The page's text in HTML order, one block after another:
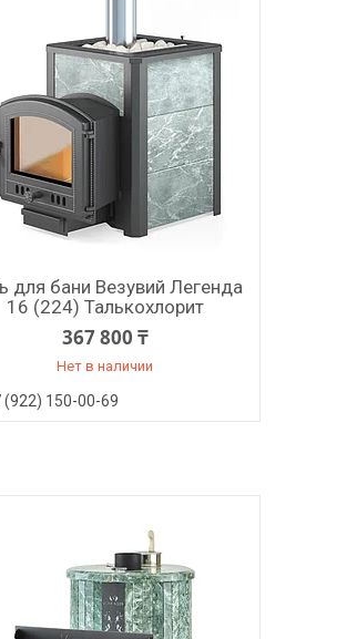
для бани Везувий Легенда
16 (224) Талькохлорит
367 800 ₸
Нет в наличии
(922) 150-00-69